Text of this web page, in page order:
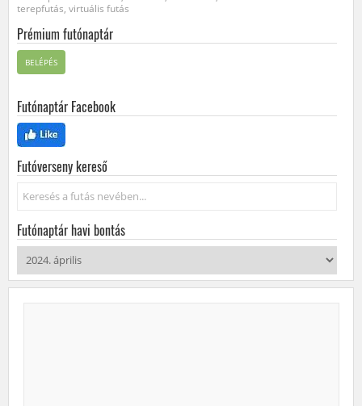
terepfutás, virtuális futás
Prémium futónaptár
BELÉPÉS
Futónaptár Facebook
Futóverseny kereső
Keresés...
Futónaptár havi bontás